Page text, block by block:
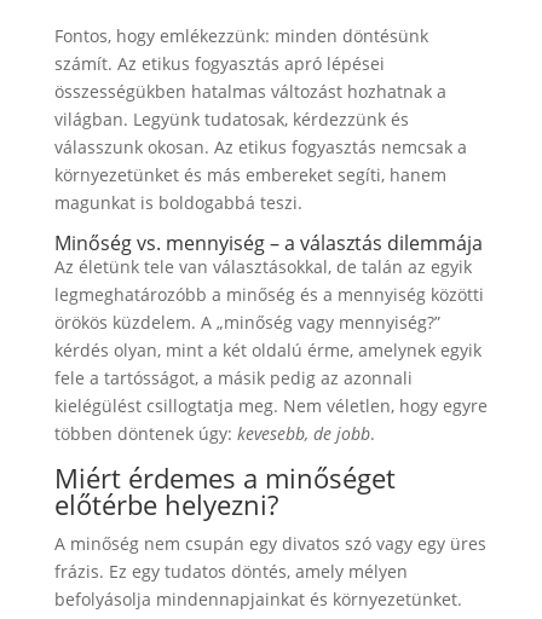
Fontos, hogy emlékezzünk: minden döntésünk
számít. Az etikus fogyasztás apró lépései
összességükben hatalmas változást hozhatnak a
világban. Legyünk tudatosak, kérdezzünk és
válasszunk okosan. Az etikus fogyasztás nemcsak a
környezetünket és más embereket segíti, hanem
magunkat is boldogabbá teszi.
Minőség vs. mennyiség – a választás dilemmája
Az életünk tele van választásokkal, de talán az egyik
legmeghatározóbb a minőség és a mennyiség közötti
örökös küzdelem. A „minőség vagy mennyiség?”
kérdés olyan, mint a két oldalú érme, amelynek egyik
fele a tartósságot, a másik pedig az azonnali
kielégülést csillogtatja meg. Nem véletlen, hogy egyre
többen döntenek úgy: kevesebb, de jobb.
Miért érdemes a minőséget
előtérbe helyezni?
A minőség nem csupán egy divatos szó vagy egy üres
frázis. Ez egy tudatos döntés, amely mélyen
befolyásolja mindennapjainkat és környezetünket.